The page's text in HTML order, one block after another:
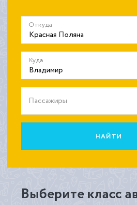
Откуда
Куда
Пассажиры
НАЙТИ
Выберите класс